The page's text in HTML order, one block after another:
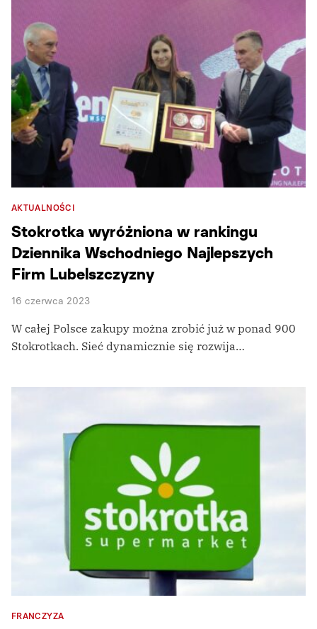
AKTUALNOŚCI
Stokrotka wyróżniona w rankingu
Dziennika Wschodniego Najlepszych
Firm Lubelszczyzny
16 czerwca 2023
W całej Polsce zakupy można zrobić już w ponad 900
Stokrotkach. Sieć dynamicznie się rozwija…
FRANCZYZA